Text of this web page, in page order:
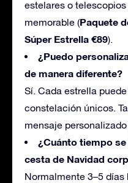
estelares o
memorable (Paquete
Súper Estrella €89).
¿Puedo
de manera diferente?
Sí. Cada estrella
constelación únicos.
mensaje
¿Cuánto tiempo
cesta de Navidad
Normalmente 3–5